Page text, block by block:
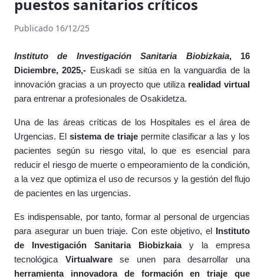
puestos sanitarios críticos
Publicado 16/12/25
Instituto de Investigación Sanitaria Biobizkaia, 16
Diciembre, 2025,- Euskadi se sitúa en la vanguardia de la
innovación gracias a un proyecto que utiliza realidad virtual
para entrenar a profesionales de Osakidetza.
Una de las áreas críticas de los Hospitales es el área de
Urgencias. El sistema de triajepermite clasificar a las y los
pacientes según su riesgo vital, lo que es esencial para
reducir el riesgo de muerte o empeoramiento de la condición,
a la vez que optimiza el uso de recursos y la gestión del flujo
de pacientes en las urgencias.
Es indispensable, por tanto, formar al personal de urgencias
para asegurar un buen triaje. Con este objetivo, el
Instituto
de Investigación Sanitaria Biobizkaiay la empresa
tecnológica Virtualwarese unen para desarrollar una
herramienta innovadora de formación en triaje que